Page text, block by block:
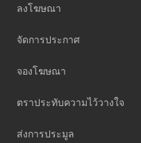
ลงโฆษณา
จัดการประกาศ
จองโฆษณา
ตราประทับความไว้วางใจ
ส่งการประมูล